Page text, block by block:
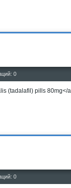
0
(tadalafil) pills 80mg</
0